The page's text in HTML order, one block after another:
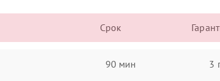
Срок
90 мин 3